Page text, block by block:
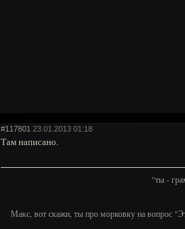
#117801 23.01.2013 01:18
Там написано.
"ты -
Макс, вот скажи, ты про морковку на вопрос